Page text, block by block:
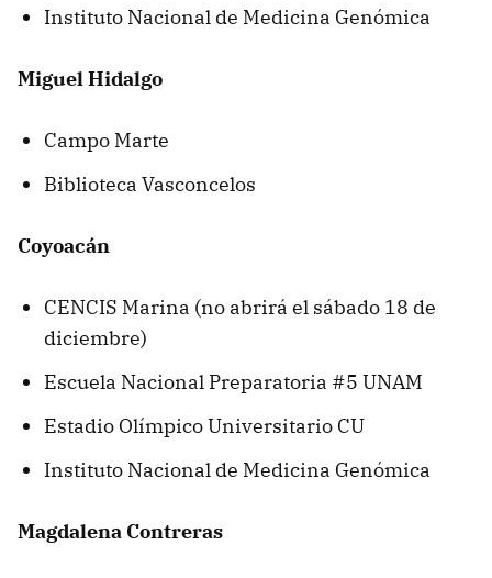
Instituto Nacional de Medicina Genómica
Miguel Hidalgo
Campo Marte
Biblioteca Vasconcelos
Coyoacán
CENCIS Marina (no abrirá el sábado 18 de
diciembre)
Escuela Nacional Preparatoria #5 UNAM
Estadio Olímpico Universitario CU
Instituto Nacional de Medicina Genómica
Magdalena Contreras